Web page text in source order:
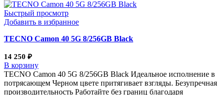
Быстрый просмотр
Добавить в избранное
TECNO Camon 40 5G 8/256GB Black
14 250 ₽
В корзину
TECNO Camon 40 5G 8/256GB Black Идеальное исполнение в
потрясающем Черном цвете притягивает взгляды. Безупречная
производительность Работайте без границ благодаря